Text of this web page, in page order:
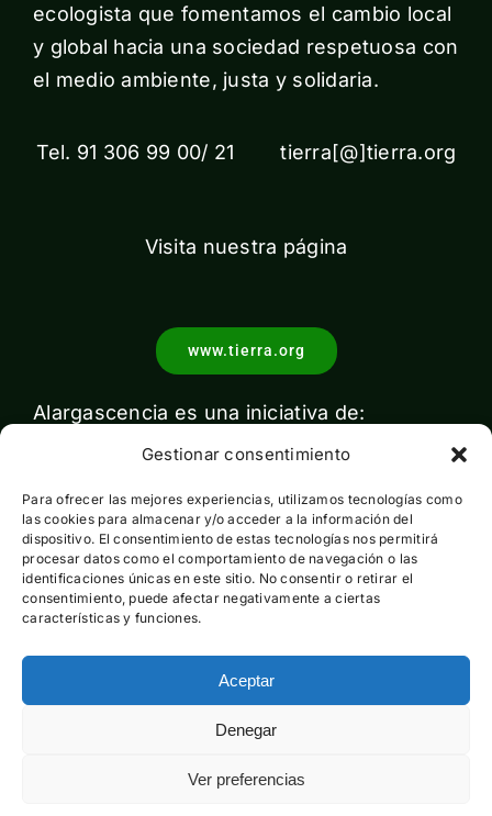
Gestionar consentimiento
Para ofrecer las mejores experiencias, utilizamos tecnologías como
las cookies para almacenar y/o acceder a la información del
dispositivo. El consentimiento de estas tecnologías nos permitirá
procesar datos como el comportamiento de navegación o las
identificaciones únicas en este sitio. No consentir o retirar el
consentimiento, puede afectar negativamente a ciertas
características y funciones.
Aceptar
Denegar
Ver preferencias
ecologista que fomentamos el cambio local
y global hacia una sociedad respetuosa con
el medio ambiente, justa y solidaria.
Tel. 91 306 99 00/ 21 tierra[@]tierra.org
Visita nuestra página
www.tierra.org
Alargascencia es una iniciativa de:
Con el apoyo de:
Esta actividad ha sido financiada por el Ministerio para la